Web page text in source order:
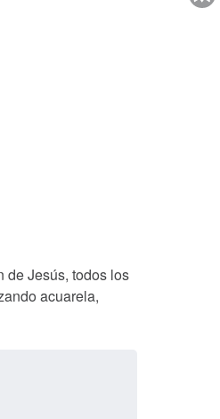
de Jesús, todos los
acuarela,